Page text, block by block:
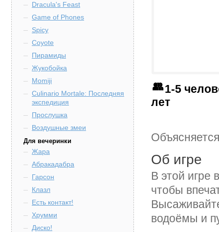
Dracula's Feast
Game of Phones
Spicy
Coyote
Пирамиды
Жукобойка
Momiji
Culinario Mortale: Последняя
экспедиция
Прослушка
Воздушные змеи
Для вечеринки
Жара
Абракадабра
Гарсон
Клазл
Есть контакт!
Хрумми
Диско!
1-5
лет
Об игре
В этой игре
чтобы
водоёмы и